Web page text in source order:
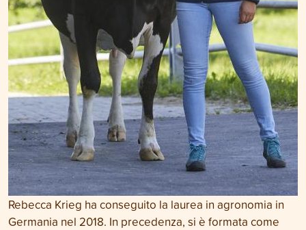
Rebecca Krieg ha conseguito la laurea in agronomia in
Germania nel 2018. In precedenza, si è formata come